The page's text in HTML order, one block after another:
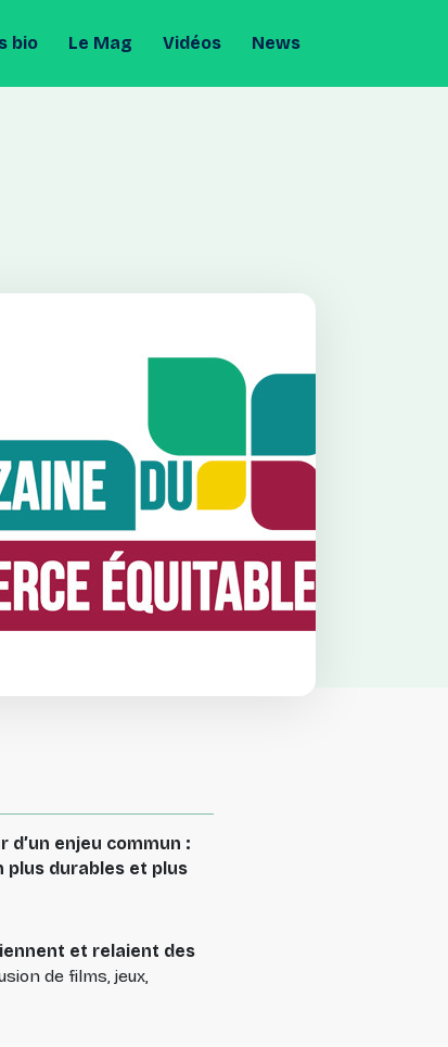
bio Le Mag Vidéos News
enjeu commun :
plus durables et plus
et relaient des
de films, jeux,